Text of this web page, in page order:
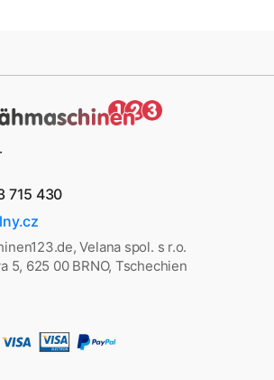
715 430
Velana spol. s r.o.
5, 625 00 BRNO, Tschechien